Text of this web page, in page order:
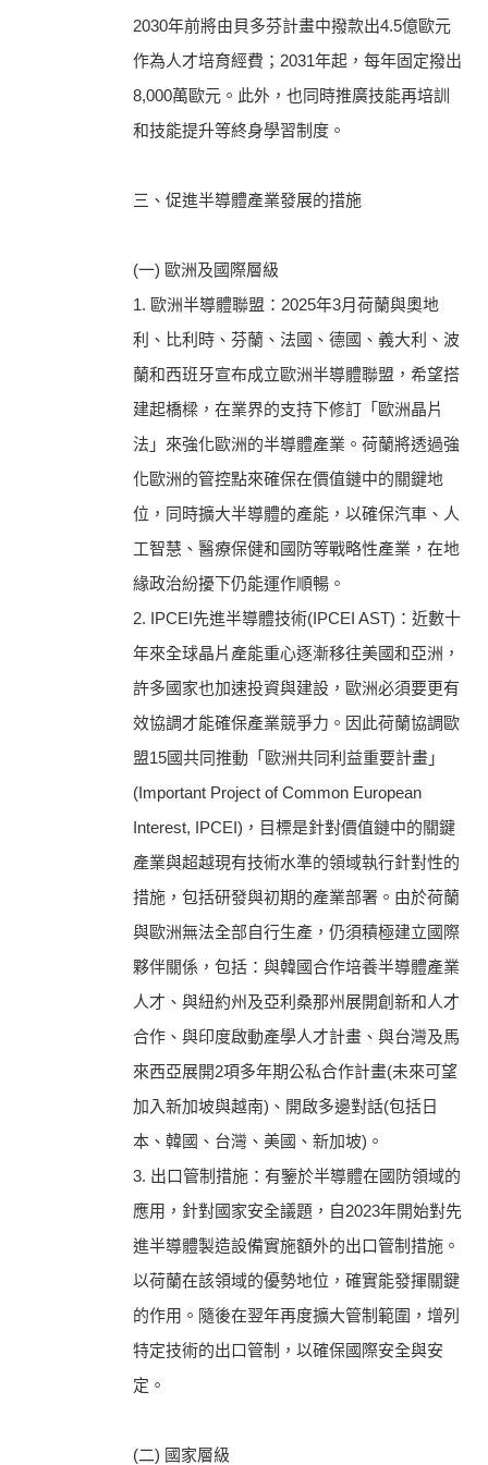
2030年前將由貝多芬計畫中撥款出4.5億歐元
作為人才培育經費；2031年起，每年固定撥出
8,000萬歐元。此外，也同時推廣技能再培訓
和技能提升等終身學習制度。
三、促進半導體產業發展的措施
(一) 歐洲及國際層級
1. 歐洲半導體聯盟：2025年3月荷蘭與奧地
利、比利時、芬蘭、法國、德國、義大利、波
蘭和西班牙宣布成立歐洲半導體聯盟，希望搭
建起橋樑，在業界的支持下修訂「歐洲晶片
法」來強化歐洲的半導體產業。荷蘭將透過強
化歐洲的管控點來確保在價值鏈中的關鍵地
位，同時擴大半導體的產能，以確保汽車、人
工智慧、醫療保健和國防等戰略性產業，在地
緣政治紛擾下仍能運作順暢。
2. IPCEI先進半導體技術(IPCEI AST)：近數十
年來全球晶片產能重心逐漸移往美國和亞洲，
許多國家也加速投資與建設，歐洲必須要更有
效協調才能確保產業競爭力。因此荷蘭協調歐
盟15國共同推動「歐洲共同利益重要計畫」
(Important Project of Common European
Interest, IPCEI)，目標是針對價值鏈中的關鍵
產業與超越現有技術水準的領域執行針對性的
措施，包括研發與初期的產業部署。由於荷蘭
與歐洲無法全部自行生產，仍須積極建立國際
夥伴關係，包括：與韓國合作培養半導體產業
人才、與紐約州及亞利桑那州展開創新和人才
合作、與印度啟動產學人才計畫、與台灣及馬
來西亞展開2項多年期公私合作計畫(未來可望
加入新加坡與越南)、開啟多邊對話(包括日
本、韓國、台灣、美國、新加坡)。
3. 出口管制措施：有鑒於半導體在國防領域的
應用，針對國家安全議題，自2023年開始對先
進半導體製造設備實施額外的出口管制措施。
以荷蘭在該領域的優勢地位，確實能發揮關鍵
的作用。隨後在翌年再度擴大管制範圍，增列
特定技術的出口管制，以確保國際安全與安
定。
(二) 國家層級